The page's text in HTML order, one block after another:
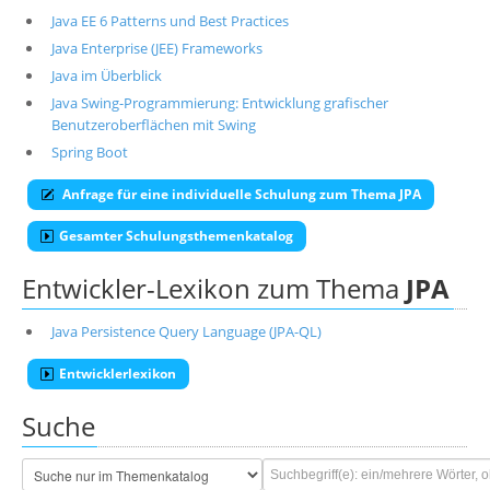
Java EE 6 Patterns und Best Practices
Java Enterprise (JEE) Frameworks
Java im Überblick
Java Swing-Programmierung: Entwicklung grafischer
Benutzeroberflächen mit Swing
Spring Boot
Anfrage für eine individuelle Schulung zum Thema JPA
Gesamter Schulungsthemenkatalog
Entwickler-Lexikon zum Thema JPA
Java Persistence Query Language (JPA-QL)
Entwicklerlexikon
Suche